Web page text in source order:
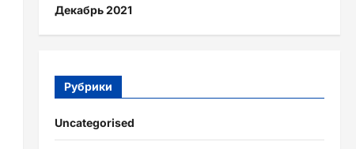
Декабрь 2021
Рубрики
Uncategorised